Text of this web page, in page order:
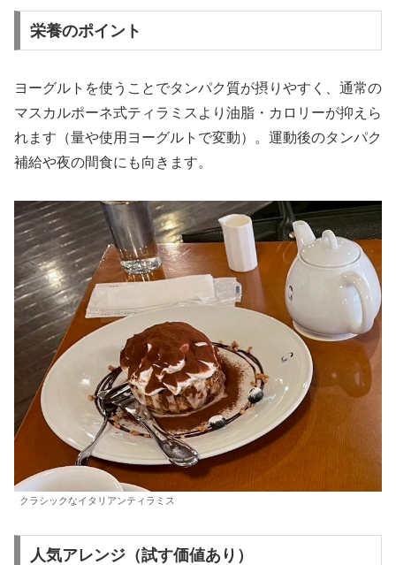
栄養のポイント
ヨーグルトを使うことでタンパク質が摂りやすく、通常の
マスカルポーネ式ティラミスより油脂・カロリーが抑えら
れます（量や使用ヨーグルトで変動）。運動後のタンパク
補給や夜の間食にも向きます。
クラシックなイタリアンティラミス
人気アレンジ（試す価値あり）